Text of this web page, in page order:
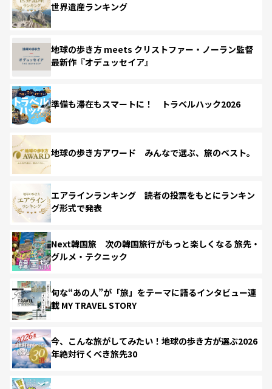
世界遺産ランキング
地球の歩き方 meets クリストファー・ノーラン監督
最新作『オデュッセイア』
準備も滞在もスマートに！ トラベルハック2026
地球の歩き方アワード みんなで選ぶ、旅のベスト。
エアラインランキング 読者の投票をもとにランキン
グ形式で発表
Next韓国旅 次の韓国旅行がもっと楽しくなる 旅先・
グルメ・テクニック
旬な“あの人”が「旅」をテーマに語るインタビュー連
載 MY TRAVEL STORY
今、こんな旅がしてみたい！地球の歩き方が選ぶ2026
年絶対行くべき旅先30